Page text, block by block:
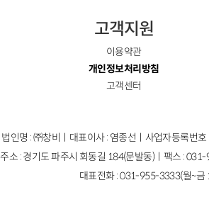
고객지원
이용약관
개인정보처리방침
고객센터
법인명 : ㈜창비ㅣ대표이사 : 염종선ㅣ사업자등록
주소 : 경기도 파주시 회동길 184(문발동)ㅣ팩스 :
대표전화 : 031-955-3333(월~금